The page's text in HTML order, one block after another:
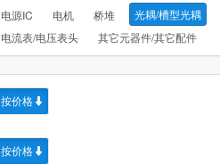
电源IC
电机 桥堆 光耦/槽型光耦
电流表/电压表头
其它元器件/其它配件
按价格
按价格